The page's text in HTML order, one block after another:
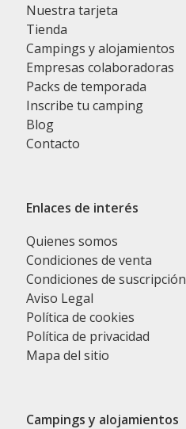
Nuestra tarjeta
Tienda
Campings y alojamientos
Empresas colaboradoras
Packs de temporada
Inscribe tu camping
Blog
Contacto
Enlaces de interés
Quienes somos
Condiciones de venta
Condiciones de suscripción
Aviso Legal
Política de cookies
Política de privacidad
Mapa del sitio
Campings y alojamientos